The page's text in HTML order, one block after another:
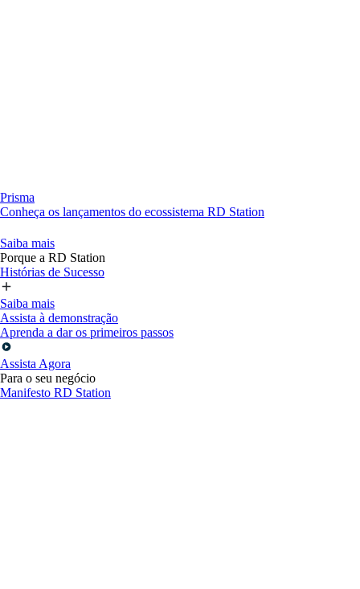
Prisma
Conheça os lançamentos do ecossistema RD Station
Saiba mais
Porque a RD Station
Histórias de Sucesso
Saiba mais
Assista à demonstração
Aprenda a dar os primeiros passos
Assista Agora
Para o seu negócio
Manifesto RD Station